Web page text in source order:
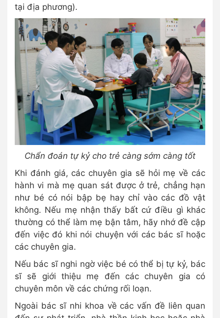
tại địa phương).
Chẩn đoán tự kỷ cho trẻ càng sớm càng tốt
Khi đánh giá, các chuyên gia sẽ hỏi mẹ về các
hành vi mà mẹ quan sát được ở trẻ, chẳng hạn
như bé có nói bập bẹ hay chỉ vào các đồ vật
không. Nếu mẹ nhận thấy bất cứ điều gì khác
thường có thể làm mẹ bận tâm, hãy nhớ đề cập
đến việc đó khi nói chuyện với các bác sĩ hoặc
các chuyên gia.
Nếu bác sĩ nghi ngờ việc bé có thể bị tự kỷ, bác
sĩ sẽ giới thiệu mẹ đến các chuyên gia có
chuyên môn về các chứng rối loạn.
Ngoài bác sĩ nhi khoa về các vấn đề liên quan